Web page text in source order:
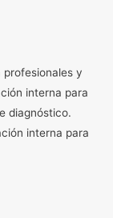
profesionales y
interna para
diagnóstico.
interna para